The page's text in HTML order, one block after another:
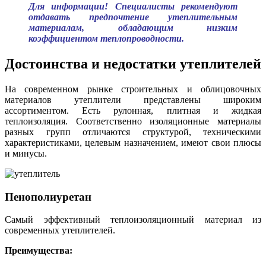
Для информации! Специалисты рекомендуют
отдавать предпочтение утеплительным
материалам, обладающим низким
коэффициентом теплопроводности.
Достоинства и недостатки утеплителей
На современном рынке строительных и облицовочных
материалов утеплители представлены широким
ассортиментом. Есть рулонная, плитная и жидкая
теплоизоляция. Соответственно изоляционные материалы
разных групп отличаются структурой, техническими
характеристиками, целевым назначением, имеют свои плюсы
и минусы.
Пенополиуретан
Самый эффективный теплоизоляционный материал из
современных утеплителей.
Преимущества: